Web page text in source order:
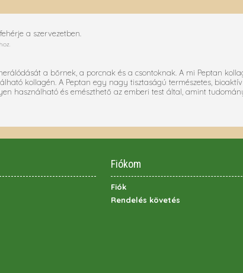
a szervezetben.
a bőrnek, a porcnak és a csontoknak. A mi Peptan
kollagén. A Peptan egy nagy tisztaságú természetes,
használható és emészthető az emberi test által, amint
Fiókom
Fiók
Rendelés követés